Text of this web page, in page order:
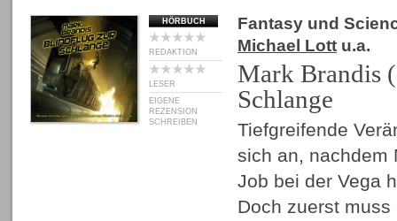
HÖRBUCH
REDAKTION
LESER
EIGENE
REZENSION
SCHREIBEN
Fantasy und
Michael Lott u.a.
Mark Brandis
Schlange
Tiefgreifende
sich an, nachdem
Job bei der Vega
Doch zuerst